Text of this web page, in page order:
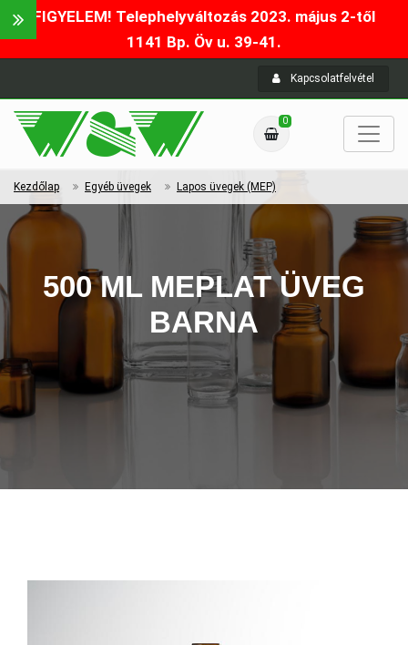
FIGYELEM! Telephelyváltozás 2023. május 2-től
1141 Bp. Öv u. 39-41.
Kapcsolatfelvétel
0
Kezdőlap Egyéb üvegek Lapos üvegek (MEP)
500 ML MEPLAT ÜVEG
BARNA